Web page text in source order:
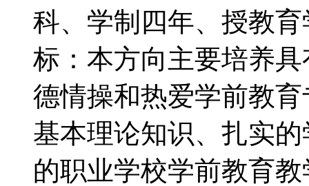
科、学制四年、授教
标：本方向主要培养
德情操和热爱学前教
基本理论知识、扎实
的职业学校学前教育